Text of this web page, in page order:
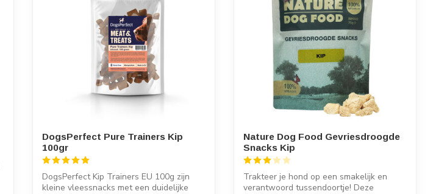
DogsPerfect Pure Trainers Kip
100gr
DogsPerfect Kip Trainers EU 100g zijn
kleine vleessnacks met een duidelijke
Nature Dog Food Gevriesdroogde
Snacks Kip
Trakteer je hond op een smakelijk en
verantwoord tussendoortje! Deze